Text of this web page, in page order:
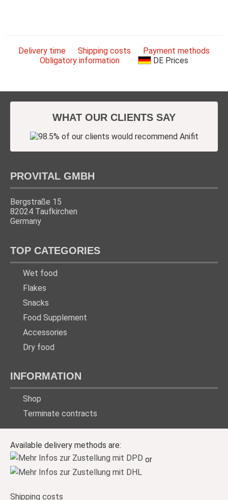
Delivery time Shipping costs
Payment methods
Obligatory information
DE Prices
WHAT OUR CLIENTS SAY
PROVITAL GMBH
Bergstraße 15
82024 Taufkirchen
Germany
TOP CATEGORIES
Wet food
Flakes
Snacks
Food Supplement
Accessories
Dry food
INFORMATION
Shop
Terminate contracts
Available delivery methods are:
or
Shipping costs